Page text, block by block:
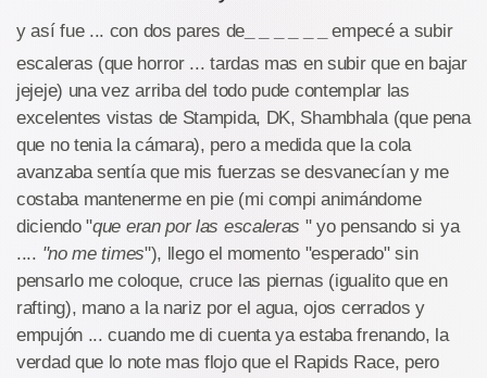
y así fue ... con dos pares de
empecé a subir
escaleras (que horror ... tardas mas en subir que en bajar
jejeje) una vez arriba del todo pude contemplar las
excelentes vistas de Stampida, DK, Shambhala (que pena
que no tenia la cámara), pero a medida que la cola
avanzaba sentía que mis fuerzas se desvanecían y me
costaba mantenerme en pie (mi compi animándome
diciendo "que eran por las escaleras " yo pensando si ya
.... "no me times"), llego el momento "esperado" sin
pensarlo me coloque, cruce las piernas (igualito que en
rafting), mano a la nariz por el agua, ojos cerrados y
empujón ... cuando me di cuenta ya estaba frenando, la
verdad que lo note mas flojo que el Rapids Race, pero